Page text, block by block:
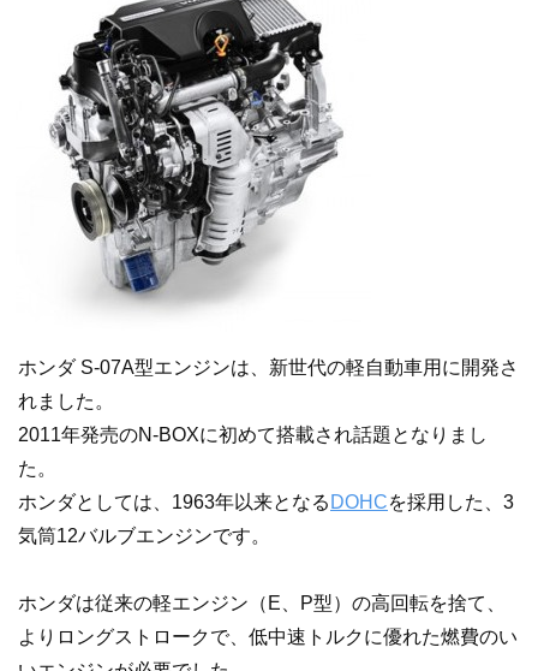
ホンダ S-07A型エンジンは、新世代の軽自動車用に開発さ
れました。
2011年発売のN-BOXに初めて搭載され話題となりまし
た。
ホンダとしては、1963年以来となる DOHCを採用した、3
気筒12バルブエンジンです。
ホンダは従来の軽エンジン（E、P型）の高回転を捨て、
よりロングストロークで、低中速トルクに優れた燃費のい